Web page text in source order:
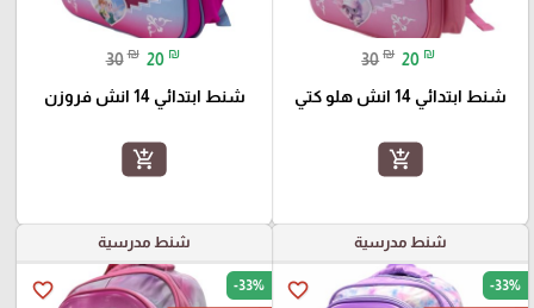
30 ₪ 20 ₪
شنط ابتدائي 14 انش هلو كتي
add_shopping_cart
30 ₪ 20 ₪
شنط ابتدائي 14 انش فروزن
add_shopping_cart
شنط مدرسية
favorite_border -33%
شنط مدرسية
favorite_border -33%